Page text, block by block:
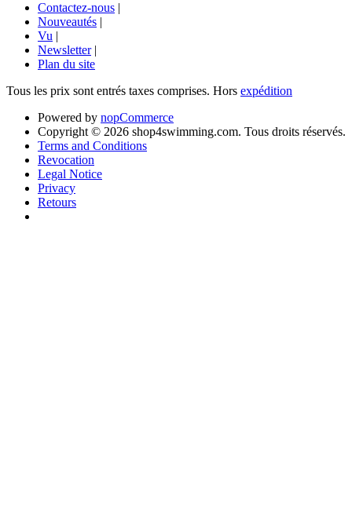
Contactez-nous |
Nouveautés |
Vu |
Newsletter |
Plan du site
Tous les prix sont entrés taxes comprises. Hors expédition
Powered by nopCommerce
Copyright © 2026 shop4swimming.com. Tous droits réservés.
Terms and Conditions
Revocation
Legal Notice
Privacy
Retours